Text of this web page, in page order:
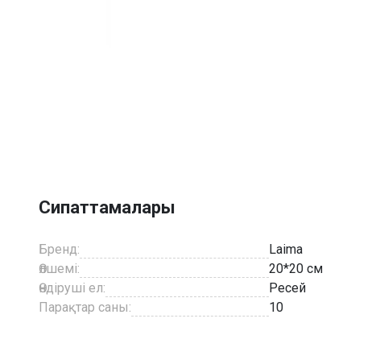
2
Сипаттамалары
Бренд:
Laima
Өлшемі:
20*20 см
Өндіруші ел:
Ресей
Парақтар саны:
10